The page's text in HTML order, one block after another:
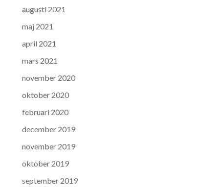
augusti 2021
maj 2021
april 2021
mars 2021
november 2020
oktober 2020
februari 2020
december 2019
november 2019
oktober 2019
september 2019